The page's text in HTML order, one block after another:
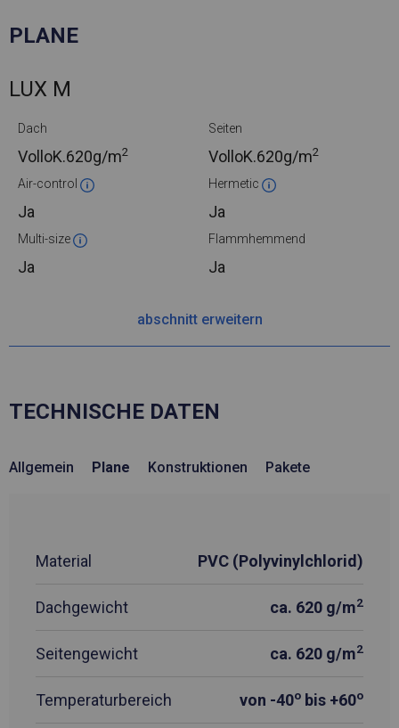
PLANE
LUX M
Dach
VolloK.620g/m2
Seiten
VolloK.620g/m2
Air-control
Ja
Hermetic
Ja
Multi-size
Ja
Flammhemmend
Ja
abschnitt erweitern
TECHNISCHE DATEN
Allgemein Plane Konstruktionen Pakete
Material PVC (Polyvinylchlorid)
Dachgewicht ca. 620 g/m2
Seitengewicht ca. 620 g/m2
Temperaturbereich von -40o bis +60o